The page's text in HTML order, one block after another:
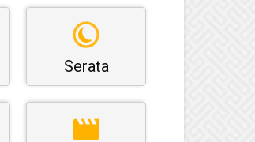
Serata